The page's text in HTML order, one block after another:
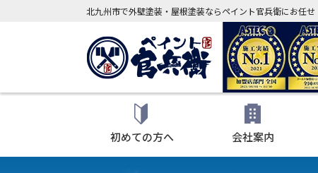
北九州市で外壁塗装・屋根塗装ならペイント官兵衛にお任せ
初めての方へ 会社案内